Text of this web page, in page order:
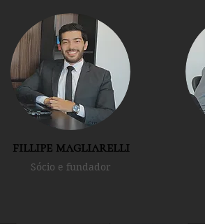
fillipe magliarelli
Sócio e fundador